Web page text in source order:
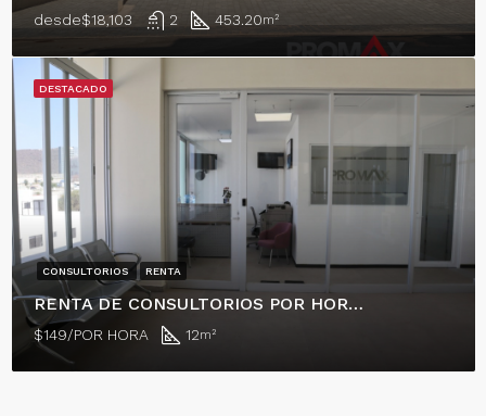
desde$18,103 2 453.20m²
CONSULTORIOS RENTA
RENTA DE CONSULTORIOS POR HORA, RESIDENCIAL EL REFUGIO
$149/POR HORA 12m²
DESTACADO